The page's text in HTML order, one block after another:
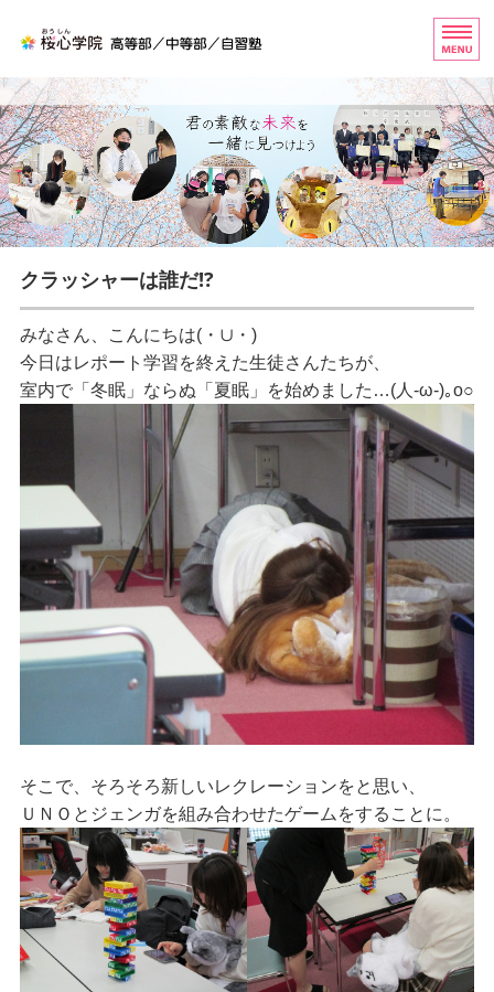
桜心学院（おうしんがくいん
ホーム
高等部
中等部
自習塾
お問い合わせ
クラッシャーは誰だ!?
みなさん、こんにちは(・∪・)
今日はレポート学習を終えた生徒さんたちが、
室内で「冬眠」ならぬ「夏眠」を始めました…(人-ω-)｡o○
そこで、そろそろ新しいレクレーションをと思い、
ＵＮＯとジェンガを組み合わせたゲームをすることに。